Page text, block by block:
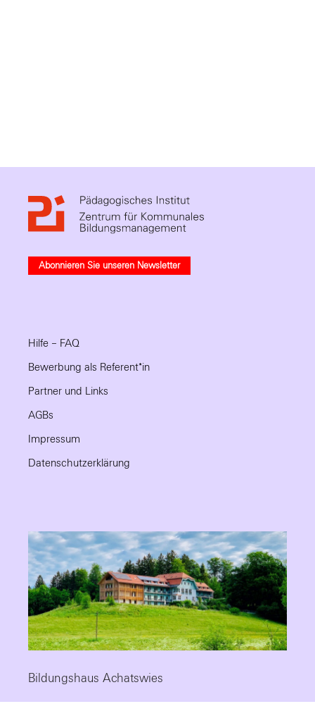
Abonnieren Sie unseren Newsletter
Hilfe – FAQ
Bewerbung als Referent*in
Partner und Links
AGBs
Impressum
Datenschutzerklärung
Bildungshaus Achatswies